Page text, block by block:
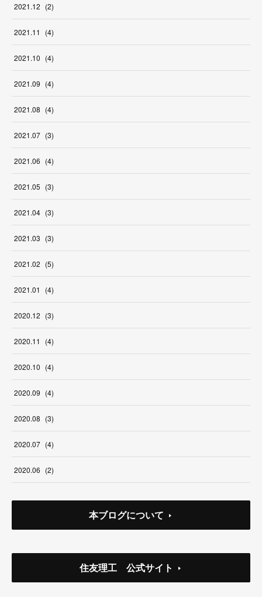
2021.12 (2)
2021.11 (4)
2021.10 (4)
2021.09 (4)
2021.08 (4)
2021.07 (3)
2021.06 (4)
2021.05 (3)
2021.04 (3)
2021.03 (3)
2021.02 (5)
2021.01 (4)
2020.12 (3)
2020.11 (4)
2020.10 (4)
2020.09 (4)
2020.08 (3)
2020.07 (4)
2020.06 (2)
本ブログについて
住友理工 公式サイト